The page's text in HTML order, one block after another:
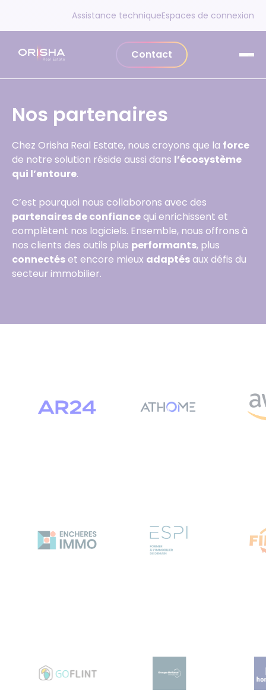
Assistance techniqueEspaces de connexion
Contact
Nos partenaires
Chez Orisha Real Estate, nous croyons que la force
de notre solution réside aussi dans l’écosystème
qui l’entoure.
C’est pourquoi nous collaborons avec des
partenaires de confiancequi enrichissent et
complètent nos logiciels. Ensemble, nous offrons à
nos clients des outils plus performants, plus
connectéset encore mieux adaptésaux défis du
secteur immobilier.